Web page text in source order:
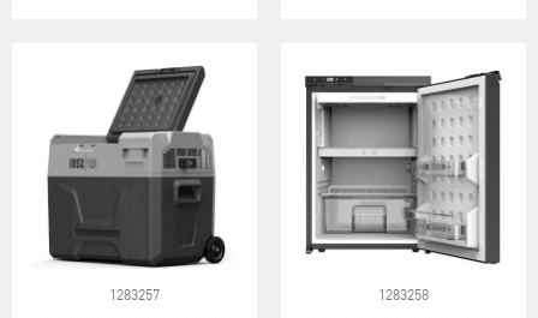
1283257 1283258